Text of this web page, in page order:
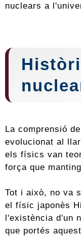
nuclears a
La comprensió
evolucionat al
els físics van
força que
Tot i això, no va
el físic japonès
l'existència d'un
que portés